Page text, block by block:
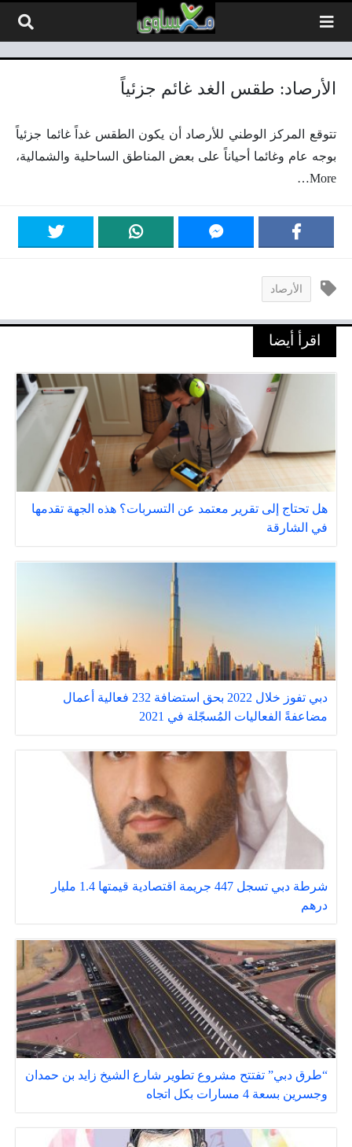
الأرصاد: طقس الغد غائم جزئياً
تتوقع المركز الوطني للأرصاد أن يكون الطقس غداً غائما جزئياً
بوجه عام وغائما أحياناً على بعض المناطق الساحلية والشمالية،
More…
الأرصاد
اقرأ أيضا
هل تحتاج إلى تقرير معتمد عن التسربات؟ هذه الجهة تقدمها
في الشارقة
دبي تفوز خلال 2022 بحق استضافة 232 فعالية أعمال
مضاعفةً الفعاليات المُسجّلة في 2021
شرطة دبي تسجل 447 جريمة اقتصادية قيمتها 1.4 مليار
درهم
“طرق دبي” تفتتح مشروع تطوير شارع الشيخ زايد بن حمدان
وجسرين بسعة 4 مسارات بكل اتجاه